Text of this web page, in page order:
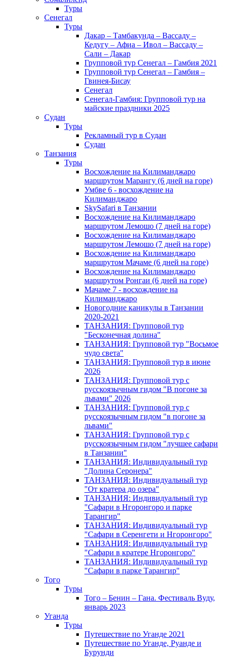
Туры
Сенегал
Туры
Дакар – Тамбакунда – Вассаду –
Кедугу – Афиа – Ивол – Вассаду –
Сали – Дакар
Групповой тур Сенегал – Гамбия 2021
Групповой тур Сенегал – Гамбия –
Гвинея-Бисау
Сенегал
Сенегал-Гамбия: Групповой тур на
майские праздники 2025
Судан
Туры
Рекламный тур в Cудан
Cудан
Танзания
Туры
Восхождение на Килиманджаро
маршрутом Марангу (6 дней на горе)
Умбве 6 - восхождение на
Килиманджаро
SkySafari в Танзании
Восхождение на Килиманджаро
маршрутом Лемошо (7 дней на горе)
Восхождение на Килиманджаро
маршрутом Лемошо (7 дней на горе)
Восхождение на Килиманджаро
маршрутом Мачаме (6 дней на горе)
Восхождение на Килиманджаро
маршрутом Ронгаи (6 дней на горе)
Мачаме 7 - восхождение на
Килиманджаро
Новогодние каникулы в Танзании
2020-2021
ТАНЗАНИЯ: Групповой тур
"Бесконечная долина"
ТАНЗАНИЯ: Групповой тур "Восьмое
чудо света"
ТАНЗАНИЯ: Групповой тур в июне
2026
ТАНЗАНИЯ: Групповой тур с
русскоязычным гидом "В погоне за
львами" 2026
ТАНЗАНИЯ: Групповой тур с
русскоязычным гидом "в погоне за
львами"
ТАНЗАНИЯ: Групповой тур с
русскоязычным гидом "лучшее сафари
в Танзании"
ТАНЗАНИЯ: Индивидуальный тур
"Долина Серонера"
ТАНЗАНИЯ: Индивидуальный тур
"От кратера до озера"
ТАНЗАНИЯ: Индивидуальный тур
"Сафари в Нгоронгоро и парке
Тарангир"
ТАНЗАНИЯ: Индивидуальный тур
"Сафари в Серенгети и Нгоронгоро"
ТАНЗАНИЯ: Индивидуальный тур
"Сафари в кратере Нгоронгоро"
ТАНЗАНИЯ: Индивидуальный тур
"Сафари в парке Тарангир"
Того
Туры
Того – Бенин – Гана. Фестиваль Вуду,
январь 2023
Уганда
Туры
Путешествие по Уганде 2021
Путешествие по Уганде, Руанде и
Бурунди